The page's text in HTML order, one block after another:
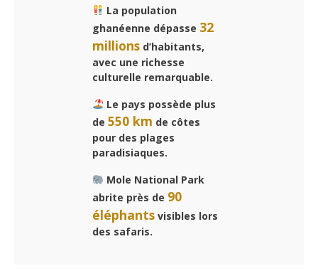
La population
ghanéenne dépasse 32
millions d’habitants,
avec une richesse
culturelle remarquable.
Le pays possède plus
de 550 km de côtes
pour des plages
paradisiaques.
Mole National Park
abrite près de 90
éléphants visibles lors
des safaris.